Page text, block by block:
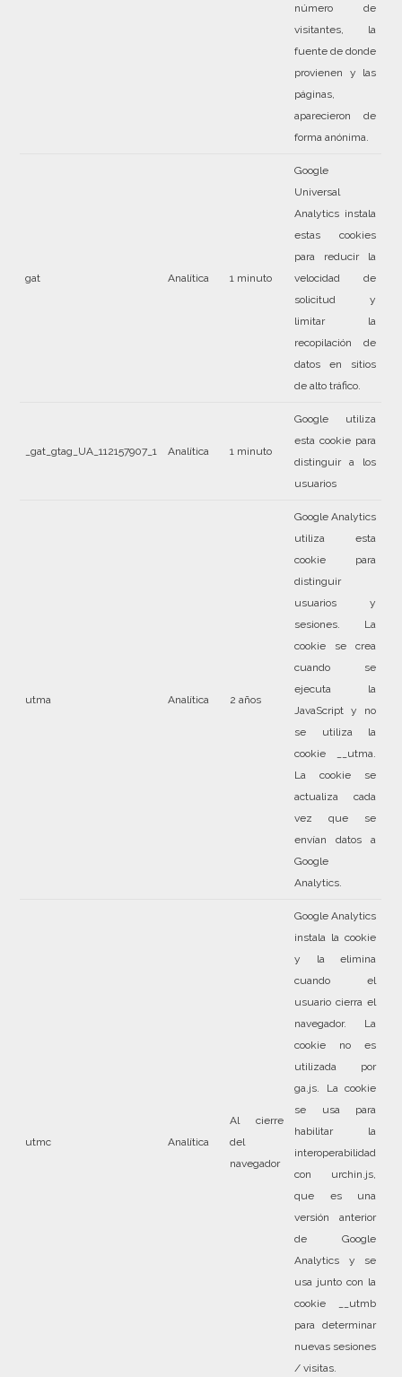
número de
visitantes, la
fuente de donde
provienen y las
páginas,
aparecieron de
forma anónima.
gat Analítica 1 minuto
Google
Universal
Analytics instala
estas cookies
para reducir la
velocidad de
solicitud y
limitar la
recopilación de
datos en sitios
de alto tráfico.
_gat_gtag_UA_112157907_1 Analítica 1 minuto
Google utiliza
esta cookie para
distinguir a los
usuarios
utma Analítica 2 años
Google Analytics
utiliza esta
cookie para
distinguir
usuarios y
sesiones. La
cookie se crea
cuando se
ejecuta la
JavaScript y no
se utiliza la
cookie __utma.
La cookie se
actualiza cada
vez que se
envían datos a
Google
Analytics.
utmc Analítica
Al cierre
del
navegador
Google Analytics
instala la cookie
y la elimina
cuando el
usuario cierra el
navegador. La
cookie no es
utilizada por
ga.js. La cookie
se usa para
habilitar la
interoperabilidad
con urchin.js,
que es una
versión anterior
de Google
Analytics y se
usa junto con la
cookie __utmb
para determinar
nuevas sesiones
/ visitas.